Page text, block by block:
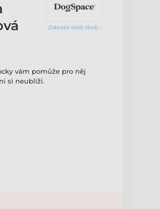
Zobrazit další zboží ›
vám pomůže pro něj
si neublíží.